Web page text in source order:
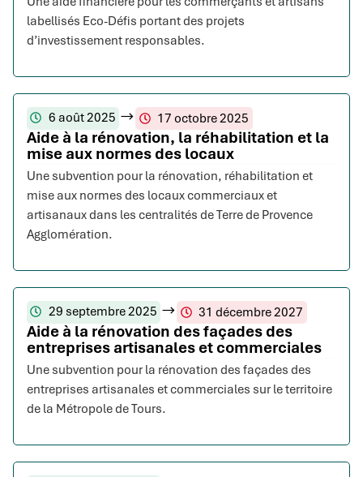
labellisés Eco-Défis portant des projets
d’investissement responsables.
6 août 2025 17 octobre 2025
Aide à la rénovation, la réhabilitation et la
mise aux normes des locaux
Une subvention pour la rénovation, réhabilitation et
mise aux normes des locaux commerciaux et
artisanaux dans les centralités de Terre de Provence
Agglomération.
29 septembre 2025 31 décembre 2027
Aide à la rénovation des façades des
entreprises artisanales et commerciales
Une subvention pour la rénovation des façades des
entreprises artisanales et commerciales sur le territoire
de la Métropole de Tours.